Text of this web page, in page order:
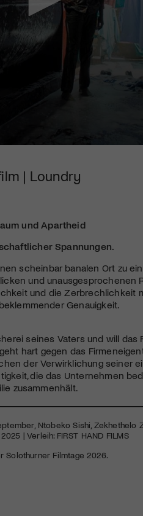
| Loundry
und Apartheid
Spannungen.
scheinbar banalen Ort zu
und unausgesprochenen
und die Zerbrechlichkeit
Genauigkeit.
seines Vaters und will
hart gegen das
der Verwirklichung seiner
die das Unternehmen
zusammenhält.
Ntobeko Sishi, Zekhethelo
| Verleih: FIRST HAND FILMS
Solothurner Filmtage 2026.
Kulturschaffende(r) oder
unsere Arbeit.
du kostenlosen Zugang zu